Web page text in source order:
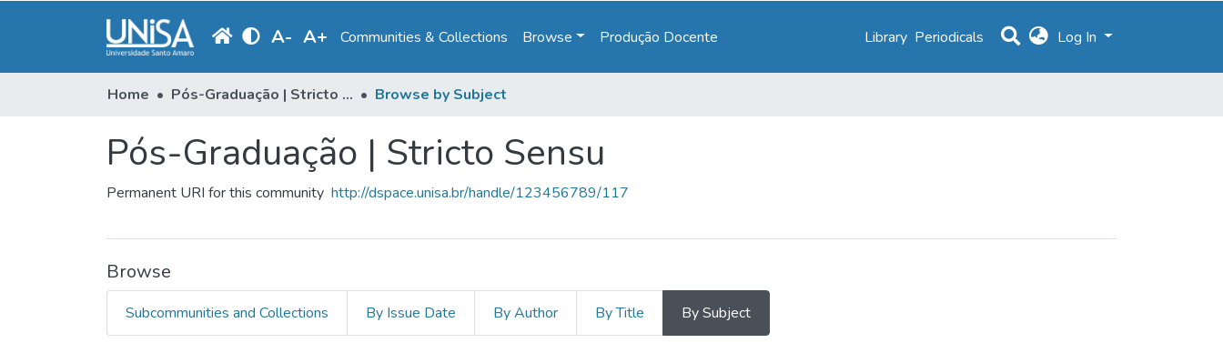
A- A+ Communities & Collections Browse Produção Docente Library Periodicals Log In
Home Pós-Graduação | Stricto Sensu Browse by Subject
Pós-Graduação | Stricto Sensu
Permanent URI for this community http://dspace.unisa.br/handle/123456789/117
Browse
Subcommunities and Collections By Issue Date By Author By Title By Subject